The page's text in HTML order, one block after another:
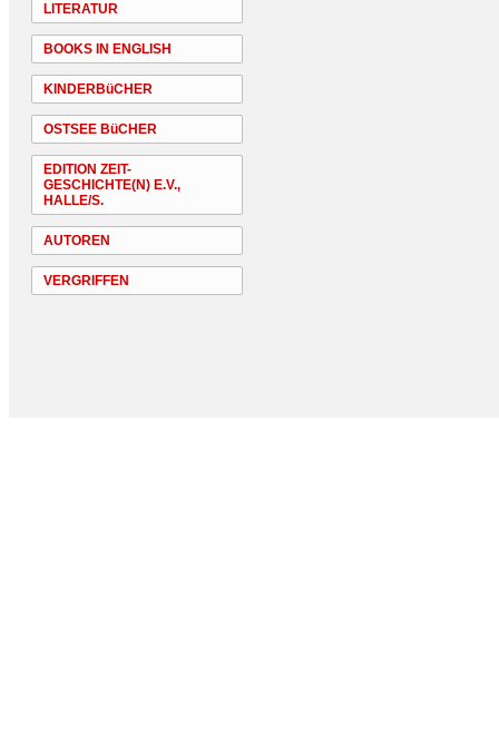
LITERATUR
BOOKS IN ENGLISH
KINDERBüCHER
OSTSEE BüCHER
EDITION ZEIT-
GESCHICHTE(N) E.V.,
HALLE/S.
AUTOREN
VERGRIFFEN